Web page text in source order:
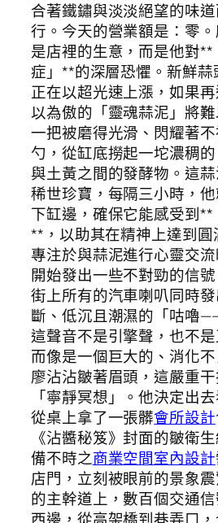
合著鐵鏽與淡淡絕望的味
行。今天的營業額是：零
是店裡的生意，而是他對
症」**的深層恐懼。新鮮
正在以超光速上漲，如果
以為傲的「靈魂蒜泥」將
一把被磨得光滑、閃耀著
勺，從缸底撈起一坨濃稠
與土黃之間的發酵物。這
稀世珍寶，每隔三小時，
下缸邊，確保它能感受到**
**，以助其在精神上達到
專注於與蒜泥進行心靈交
開始發出一些不對勁的信
街上所有的汽車喇叭同時
斷、低沉且潮濕的「咕嚕
這聲音不是引擎聲，也不是
而像是一個巨大的、消化
廖沾沾皺著眉頭，這嚴重
「寧靜冥想」。他決定出
從桌上拿了一張髒會所設計
《沾醬秘笈》封面的皺衛
備不時之商業空間室內設計
店門，立刻被眼前的景象
的主幹道上，數百個交通